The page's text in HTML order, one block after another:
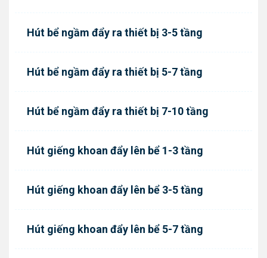
Hút bể ngầm đẩy ra thiết bị 3-5 tầng
Hút bể ngầm đẩy ra thiết bị 5-7 tầng
Hút bể ngầm đẩy ra thiết bị 7-10 tầng
Hút giếng khoan đẩy lên bể 1-3 tầng
Hút giếng khoan đẩy lên bể 3-5 tầng
Hút giếng khoan đẩy lên bể 5-7 tầng